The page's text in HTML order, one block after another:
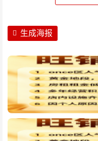
生成海报